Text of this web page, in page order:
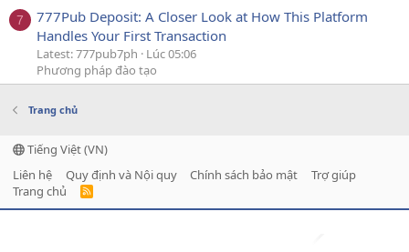
7
777Pub Deposit: A Closer Look at How This Platform
Handles Your First Transaction
Latest: 777pub7ph
Lúc 05:06
Phương pháp đào tạo
Trang chủ
Tiếng Việt (VN)
Liên hệ
Quy định và Nội quy Chính sách bảo mật
Trợ giúp
Trang chủ
R